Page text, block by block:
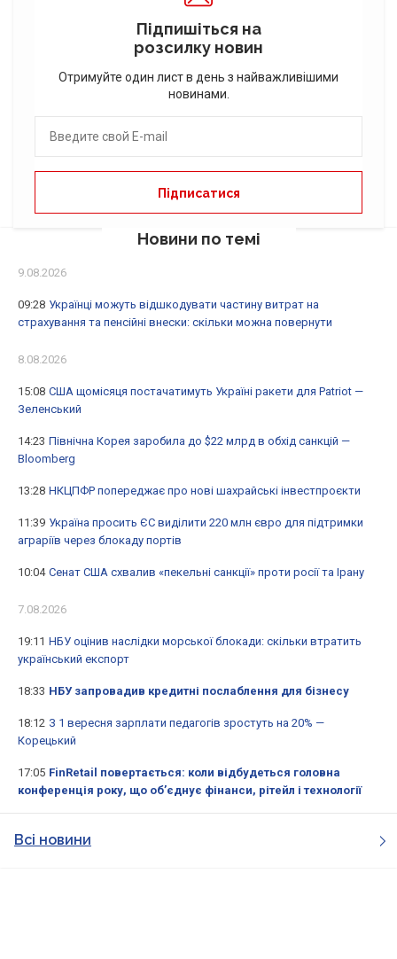
Підпишіться на
розсилку новин
Отримуйте один лист в день з найважливішими
новинами.
Новини по темі
9.08.2026
09:28 Українці можуть відшкодувати частину витрат на
страхування та пенсійні внески: скільки можна повернути
8.08.2026
15:08 США щомісяця постачатимуть Україні ракети для Patriot —
Зеленський
14:23 Північна Корея заробила до $22 млрд в обхід санкцій —
Bloomberg
13:28 НКЦПФР попереджає про нові шахрайські інвестпроєкти
11:39 Україна просить ЄС виділити 220 млн євро для підтримки
аграріїв через блокаду портів
10:04 Сенат США схвалив «пекельні санкції» проти росії та Ірану
7.08.2026
19:11 НБУ оцінив наслідки морської блокади: скільки втратить
український експорт
18:33 НБУ запровадив кредитні послаблення для бізнесу
18:12 З 1 вересня зарплати педагогів зростуть на 20% —
Корецький
17:05 FinRetail повертається: коли відбудеться головна
конференція року, що об’єднує фінанси, рітейл і технології
Всі новини